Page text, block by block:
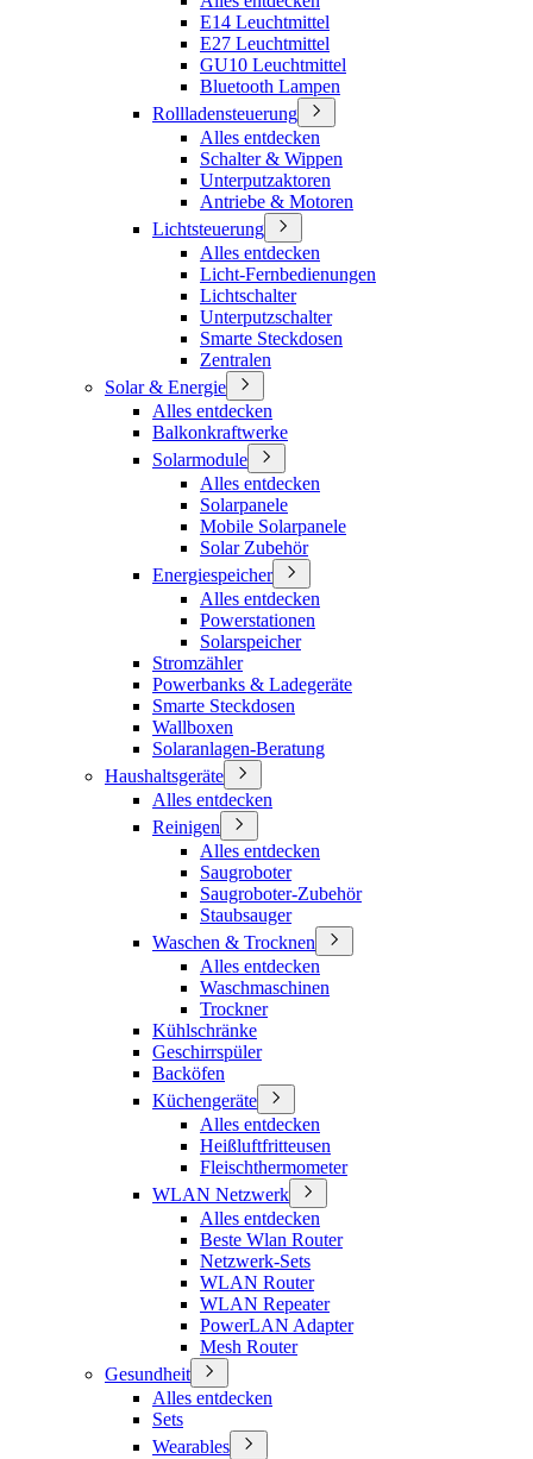
E14 Leuchtmittel
E27 Leuchtmittel
GU10 Leuchtmittel
Bluetooth Lampen
Rollladensteuerung
Alles entdecken
Schalter & Wippen
Unterputzaktoren
Antriebe & Motoren
Lichtsteuerung
Alles entdecken
Licht-Fernbedienungen
Lichtschalter
Unterputzschalter
Smarte Steckdosen
Zentralen
Solar & Energie
Alles entdecken
Balkonkraftwerke
Solarmodule
Alles entdecken
Solarpanele
Mobile Solarpanele
Solar Zubehör
Energiespeicher
Alles entdecken
Powerstationen
Solarspeicher
Stromzähler
Powerbanks & Ladegeräte
Smarte Steckdosen
Wallboxen
Solaranlagen-Beratung
Haushaltsgeräte
Alles entdecken
Reinigen
Alles entdecken
Saugroboter
Saugroboter-Zubehör
Staubsauger
Waschen & Trocknen
Alles entdecken
Waschmaschinen
Trockner
Kühlschränke
Geschirrspüler
Backöfen
Küchengeräte
Alles entdecken
Heißluftfritteusen
Fleischthermometer
WLAN Netzwerk
Alles entdecken
Beste Wlan Router
Netzwerk-Sets
WLAN Router
WLAN Repeater
PowerLAN Adapter
Mesh Router
Gesundheit
Alles entdecken
Sets
Wearables